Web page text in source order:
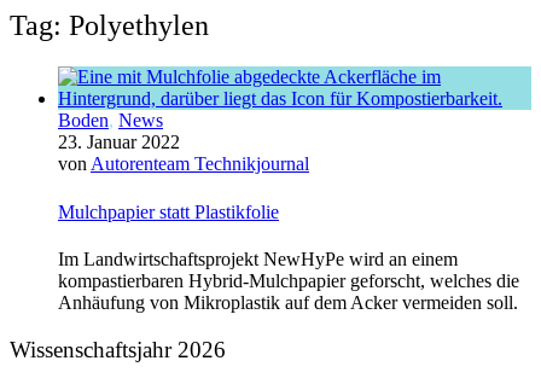
Tag: Polyethylen
Boden, News
23. Januar 2022
von Autorenteam Technikjournal
Mulchpapier statt Plastikfolie
Im Landwirtschaftsprojekt NewHyPe wird an einem
kompastierbaren Hybrid-Mulchpapier geforscht, welches die
Anhäufung von Mikroplastik auf dem Acker vermeiden soll.
Wissenschaftsjahr 2026